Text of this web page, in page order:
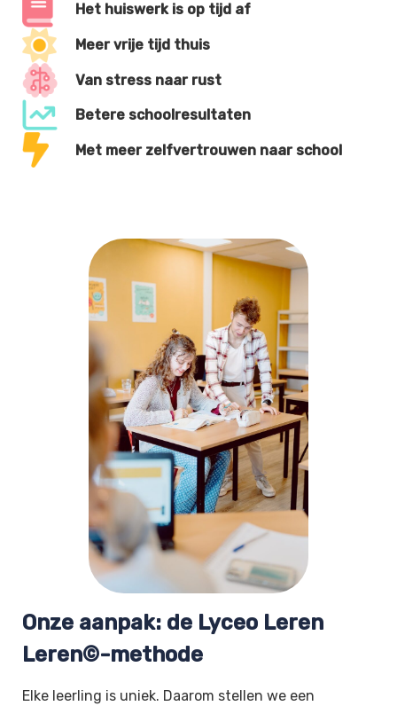
Het huiswerk is op tijd af
Meer vrije tijd thuis
Van stress naar rust
Betere schoolresultaten
Met meer zelfvertrouwen naar school
Onze aanpak: de Lyceo Leren
Leren©-methode
Elke leerling is uniek. Daarom stellen we een